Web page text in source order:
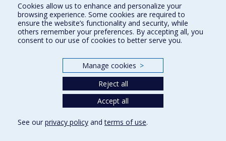
Plan du site
Signaler une erreur
Accessibilité
Nos départements et écoles
Cookies allow us to enhance and personalize your
browsing experience. Some cookies are required to
ensure the website’s functionality and security, while
others remember your preferences. By accepting all, you
consent to our use of cookies to better serve you.
Manage cookies >
Reject all
Accept all
See our privacy policy andterms of use.